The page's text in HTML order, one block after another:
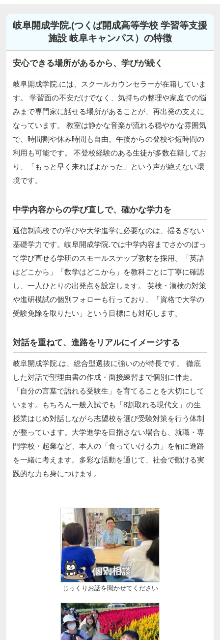
岐阜開成学院.(つくば開成高等学校 学習等支援
施設 岐阜キャンパス）の特徴
安心できる場所があるから、学びが続く
岐阜開成学院.には、スクールカウンセラーが在籍していま
す。 学習面の不安だけでなく、気持ちの整理や家庭での悩
みまで専門家に話せる場所があることが、再出発の支えに
なっています。 教室は静かな音楽が流れる穏やかな雰囲気
で、時間割や休み時間も自由。午後からの登校や短時間の
利用も可能です。 不登校経験のある生徒が多数在籍してお
り、「もっと早く来ればよかった」という声が絶えない環
境です。
中学内容からの学び直しで、確かな学力を
通信制高校での学びや大学進学に必要なのは、揺るぎない
基礎学力です。岐阜開成学院.では中学内容までさかのぼっ
て学び直せる学研のスモールステップ教材を採用。「英語
はどこから」「数学はどこから」を教科ごとに丁寧に確認
し、一人ひとりの出発点を設定します。 英検・漢検の対策
や進研模試の個別フォローも行っており、「資格で大学の
受験免除を取りたい」という目標にも対応します。
対話を重ねて、進路をリアルにイメージする
岐阜開成学院.は、総合型選抜に強いのが特長です。 徹底
した対話で望理由書の作成・面接練習まで個別に伴走。
「自分の言葉で語れる受験生」を育てることを大切にして
います。もちろん一般入試でも「8割取れる現代文」の生
授業はじめ対話しながら志望校を選び受験対策を行う体制
が整っています。大学進学を目指さない場合も、就職・専
門学校・起業など、本人の「食っていける力」を軸に進路
を一緒に考えます。多彩な活動を通じて、社会で動ける実
践的な力も身につけます。
じっくりお話を聞かせてください